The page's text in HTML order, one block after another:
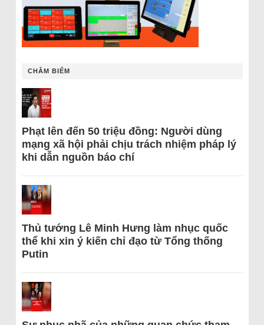
CHÂM BIẾM
Phạt lên đến 50 triệu đồng: Người dùng
mạng xã hội phải chịu trách nhiệm pháp lý
khi dẫn nguồn báo chí
Thủ tướng Lê Minh Hưng làm nhục quốc
thể khi xin ý kiến chỉ đạo từ Tổng thống
Putin